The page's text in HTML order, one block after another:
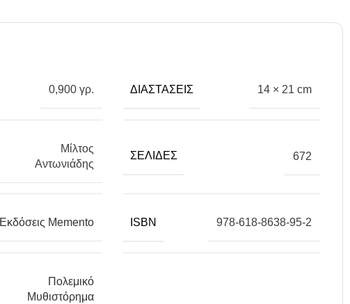
0,900 γρ. ΔΙΑΣΤΆΣΕΙΣ 14 × 21 cm
Μίλτος
Αντωνιάδης
ΣΕΛΊΔΕΣ 672
Εκδόσεις Memento ISBN 978-618-8638-95-2
Πολεμικό
Μυθιστόρημα